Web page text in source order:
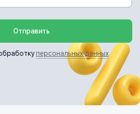
Отправить
персональных данных